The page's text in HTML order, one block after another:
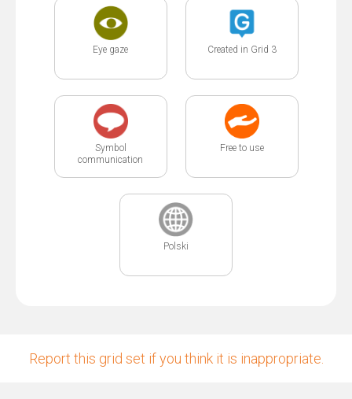
Eye gaze Created in Grid 3
Symbol
communication
Free to use
Polski
Report this grid set if you think it is inappropriate.